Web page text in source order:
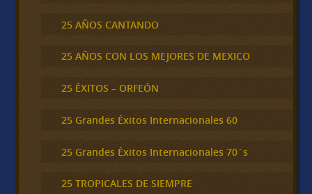
25 AÑOS CANTANDO
25 AÑOS CON LOS MEJORES DE MEXICO
25 ÉXITOS – ORFEÓN
25 Grandes Éxitos Internacionales 60
25 Grandes Éxitos Internacionales 70´s
25 TROPICALES DE SIEMPRE